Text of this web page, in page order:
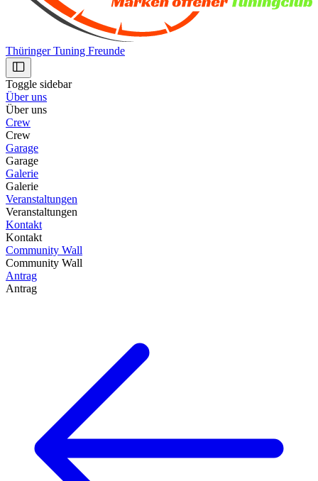
Thüringer Tuning Freunde
Toggle sidebar
Über uns
Über uns
Crew
Crew
Garage
Garage
Galerie
Galerie
Veranstaltungen
Veranstaltungen
Kontakt
Kontakt
Community Wall
Community Wall
Antrag
Antrag